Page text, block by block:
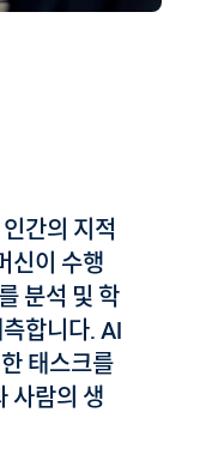
간의 지적
신이 수행
분석 및 학
합니다. AI
태스크를
사람의 생